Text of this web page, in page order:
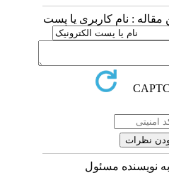
: نام کاربری یا پست
نویسنده مسئول